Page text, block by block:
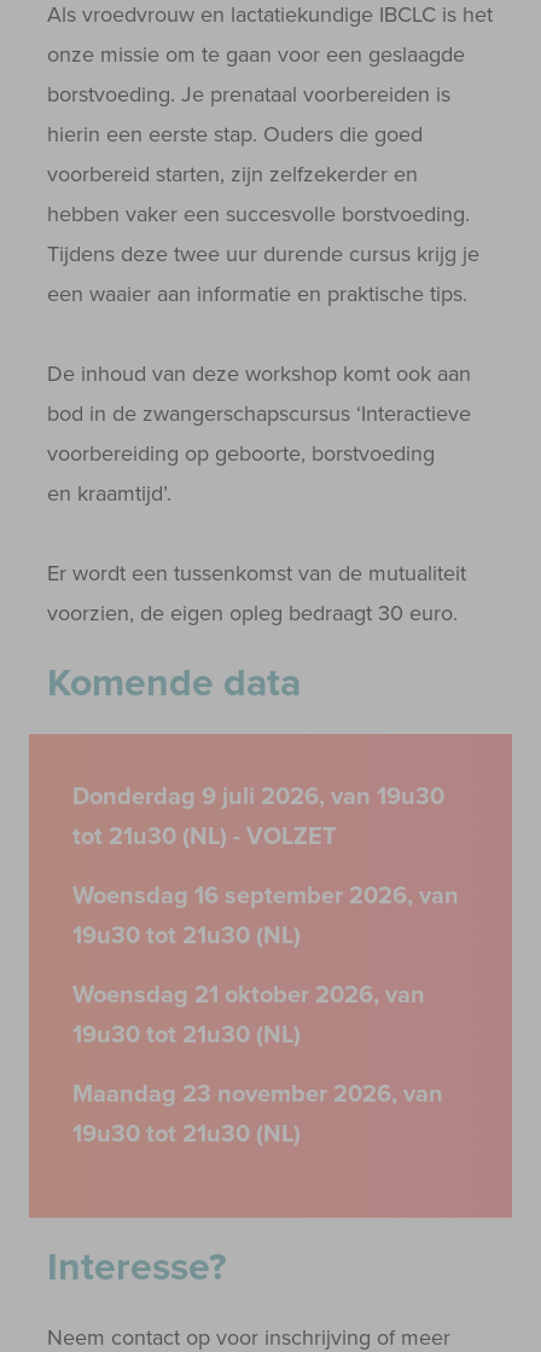
Als vroedvrouw en lactatiekundige IBCLC is het
onze missie om te gaan voor een geslaagde
borstvoeding. Je prenataal voorbereiden is
hierin een eerste stap. Ouders die goed
voorbereid starten, zijn zelfzekerder en
hebben vaker een succesvolle borstvoeding.
Tijdens deze twee uur durende cursus krijg je
een waaier aan informatie en praktische tips.
De inhoud van deze workshop komt ook aan
bod in de zwangerschapscursus ‘Interactieve
voorbereiding op geboorte, borstvoeding
en kraamtijd’.
Er wordt een tussenkomst van de mutualiteit
voorzien, de eigen opleg bedraagt 30 euro.
Komende data
Donderdag 9 juli 2026, van 19u30
tot 21u30 (NL) - VOLZET
Woensdag 16 september 2026, van
19u30 tot 21u30 (NL)
Woensdag 21 oktober 2026, van
19u30 tot 21u30 (NL)
Maandag 23 november 2026, van
19u30 tot 21u30 (NL)
Interesse?
Neem contact op voor inschrijving of meer